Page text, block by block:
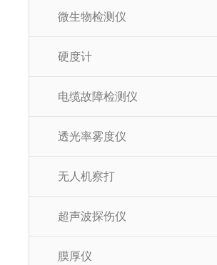
微生物检测仪
硬度计
电缆故障检测仪
透光率雾度仪
无人机察打
超声波探伤仪
膜厚仪